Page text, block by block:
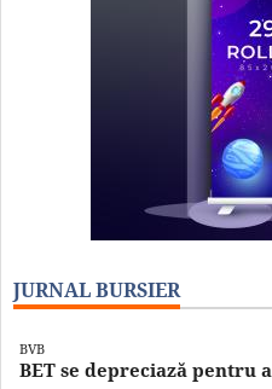
JURNAL BURSIER
BVB
BET se depreciază pentru